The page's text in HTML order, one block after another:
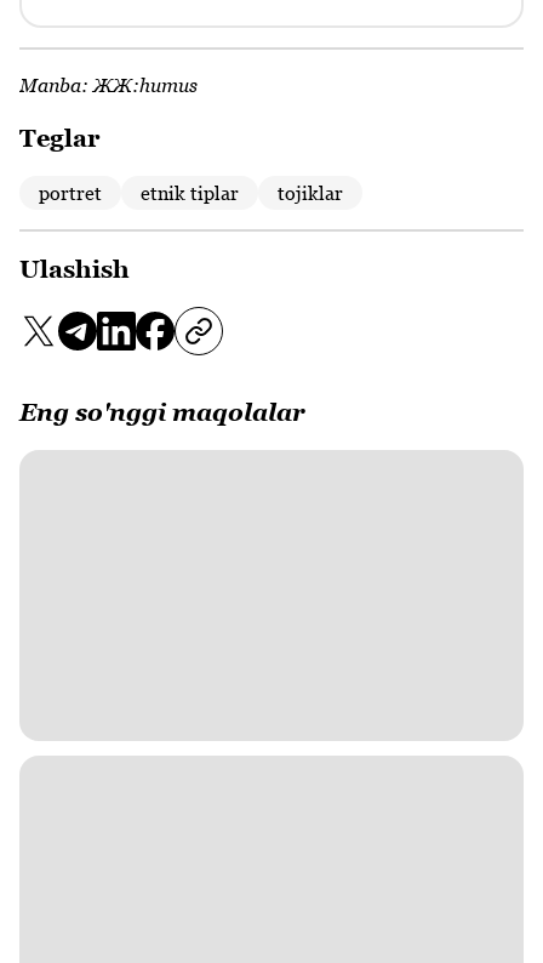
Manba: ЖЖ:humus
Teglar
portret etnik tiplar tojiklar
Ulashish
Eng so'nggi maqolalar